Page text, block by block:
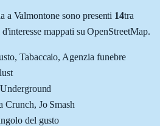
a Valmontone sono presenti 14tra
mappati su OpenStreetMap.
Tabaccaio, Agenzia funebre
Crunch, Jo Smash
del gusto